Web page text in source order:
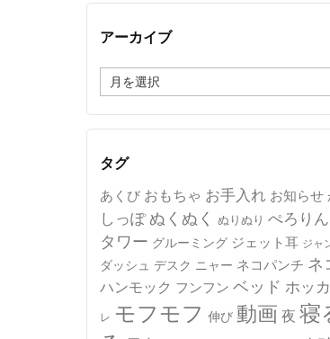
アーカイブ
ー
カ
イ
タグ
あくび おもちゃ お手入れ お知らせ
しっぽ ぬくぬく ぬりぬり ぺろりん
タワー グルーミング ジェット耳 ジャ
ダッシュ デスク ニャー ネコパンチ ネ
ハンモック フンフン ベッド ホッ
レ モフモフ 伸び 動画 夜 寝